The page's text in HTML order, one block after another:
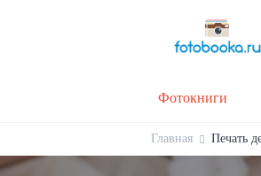
Фотокниги
Главная Печать